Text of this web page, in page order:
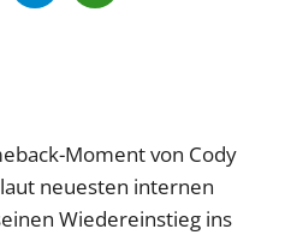
Moment von Cody
neuesten internen
Wiedereinstieg ins